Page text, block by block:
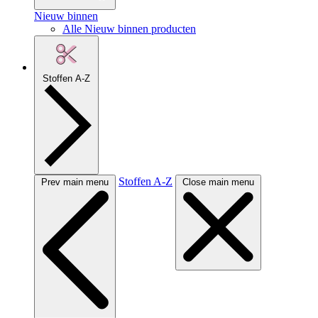
Nieuw binnen
Alle Nieuw binnen producten
Stoffen A-Z
Prev main menu Stoffen A-Z Close main menu